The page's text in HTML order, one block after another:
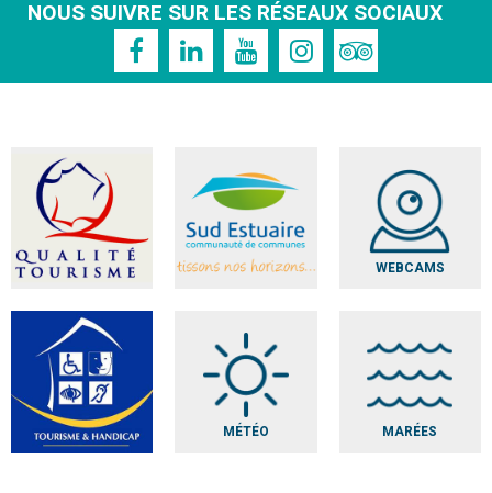
NOUS SUIVRE SUR LES RÉSEAUX SOCIAUX
WEBCAMS
MÉTÉO MARÉES